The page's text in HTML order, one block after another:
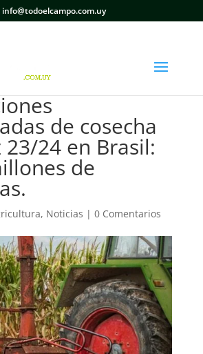
info@todoelcampo.com.uy
de cosecha
24 en Brasil:
de
, Noticias | 0 Comentarios